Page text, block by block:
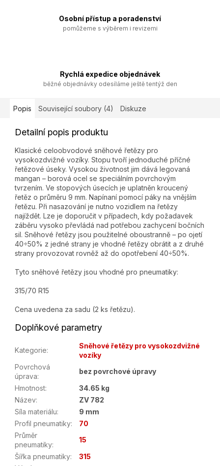
Osobní přístup a poradenství
pomůžeme s výběrem i revizemi
Rychlá expedice objednávek
běžné objednávky odesíláme ještě tentýž den
Popis Související soubory (4) Diskuze
Detailní popis produktu
Klasické celoobvodové sněhové řetězy pro
vysokozdvižné vozíky. Stopu tvoří jednoduché příčné
řetězové úseky. Vysokou životnost jim dává legovaná
mangan – borová ocel se speciálním povrchovým
tvrzením. Ve stopových úsecích je uplatněn kroucený
řetěz o průměru 9 mm. Napínaní pomocí páky na vnějším
řetězu. Při nasazování je nutno vozidlem na řetězy
najíždět. Lze je doporučit v případech, kdy požadavek
záběru vysoko převládá nad potřebou zachycení bočních
sil. Sněhové řetězy jsou použitelné oboustranně – po ojetí
40÷50% z jedné strany je vhodné řetězy obrátit a z druhé
strany provozovat rovněž až do opotřebení 40÷50%.
Tyto sněhové řetězy jsou vhodné pro pneumatiky:
315/70 R15
Cena uvedena za sadu (2 ks řetězu).
Doplňkové parametry
Kategorie:
Sněhové řetězy pro vysokozdvižné
vozíky
Povrchová
úprava:
bez povrchové úpravy
Hmotnost:
34.65 kg
Název:
ZV 782
Síla materiálu:
9 mm
Profil pneumatiky:
70
Průměr
pneumatiky:
15
Šířka pneumatiky:
315